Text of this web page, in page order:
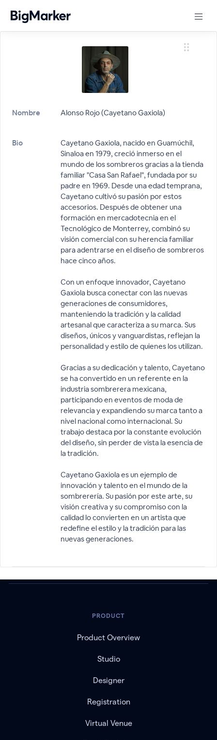
Nombre Alonso Rojo (Cayetano Gaxiola)
Bio
Cayetano Gaxiola, nacido en Guamúchil,
Sinaloa en 1979, creció inmerso en el
mundo de los sombreros gracias a la tienda
familiar "Casa San Rafael", fundada por su
padre en 1969. Desde una edad temprana,
Cayetano cultivó su pasión por estos
accesorios. Después de obtener una
formación en mercadotecnia en el
Tecnológico de Monterrey, combinó su
visión comercial con su herencia familiar
para adentrarse en el diseño de sombreros
hace cinco años.
Con un enfoque innovador, Cayetano
Gaxiola busca conectar con las nuevas
generaciones de consumidores,
manteniendo la tradición y la calidad
artesanal que caracteriza a su marca. Sus
diseños, únicos y vanguardistas, reflejan la
personalidad y estilo de quienes los utilizan.
Gracias a su dedicación y talento, Cayetano
se ha convertido en un referente en la
industria sombrerera mexicana,
participando en eventos de moda de
relevancia y expandiendo su marca tanto a
nivel nacional como internacional. Su
trabajo destaca por la constante evolución
del diseño, sin perder de vista la esencia de
la tradición.
Cayetano Gaxiola es un ejemplo de
innovación y talento en el mundo de la
sombrerería. Su pasión por este arte, su
visión creativa y su compromiso con la
calidad lo convierten en un artista que
redefine el estilo y la tradición para las
nuevas generaciones.
PRODUCT
Product Overview
Studio
Designer
Registration
Virtual Venue